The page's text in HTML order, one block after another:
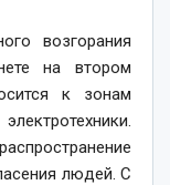
возгорания
на втором
к зонам
людей. С